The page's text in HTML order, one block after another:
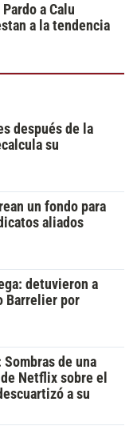
a Calu
a la tendencia
después de la
su
un fondo para
aliados
detuvieron a
Barrelier por
de una
Netflix sobre el
a su